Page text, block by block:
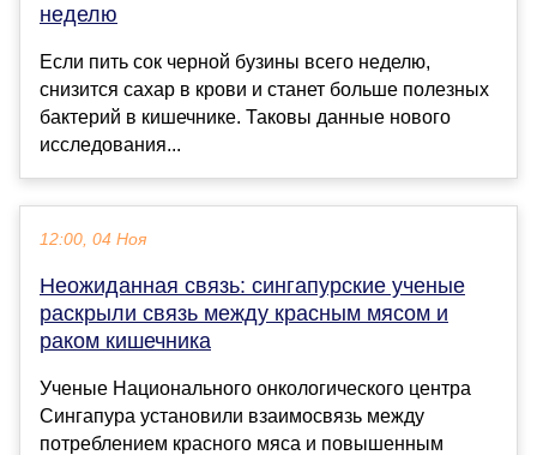
неделю
Если пить сок черной бузины всего неделю,
снизится сахар в крови и станет больше полезных
бактерий в кишечнике. Таковы данные нового
исследования...
12:00, 04 Ноя
Неожиданная связь: сингапурские ученые
раскрыли связь между красным мясом и
раком кишечника
Ученые Национального онкологического центра
Сингапура установили взаимосвязь между
потреблением красного мяса и повышенным